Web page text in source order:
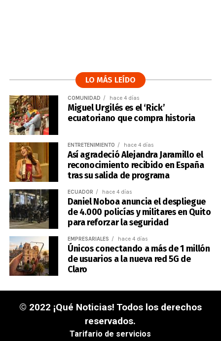
LO MÁS LEÍDO
COMUNIDAD hace 4 días
Miguel Urgilés es el ‘Rick’
ecuatoriano que compra historia
ENTRETENIMIENTO hace 4 días
Así agradeció Alejandra Jaramillo el
reconocimiento recibido en España
tras su salida de programa
ECUADOR hace 4 días
Daniel Noboa anuncia el despliegue
de 4.000 policías y militares en Quito
para reforzar la seguridad
EMPRESARIALES hace 4 días
Únicos conectando a más de 1 millón
de usuarios a la nueva red 5G de
Claro
© 2022 ¡Qué Noticias! Todos los derechos
reservados.
Tarifario de servicios